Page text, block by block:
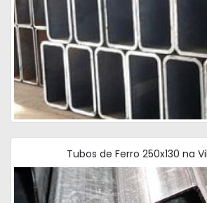
Tubos de Ferro 250x130 na